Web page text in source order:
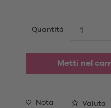
Quantità
Metti nel
Nota Valuta